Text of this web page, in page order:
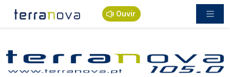
Passar para o conteúdo principal
Ouvir